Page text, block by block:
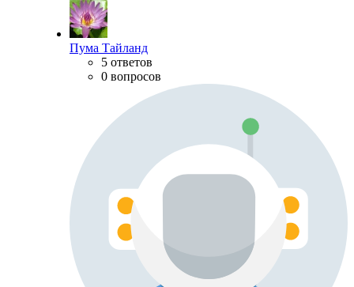
Пума Тайланд
5 ответов
0 вопросов